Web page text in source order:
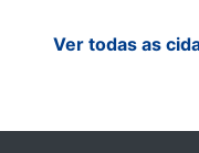
Ver todas as